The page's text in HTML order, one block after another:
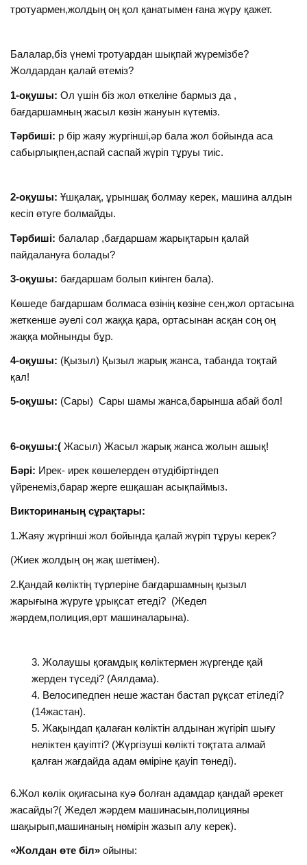
тротуармен,жолдың оң қол қанатымен ғана жүру қажет.
Балалар,біз үнемі тротуардан шықпай жүремізбе?
Жолдардан қалай өтеміз?
1-оқушы: Ол үшін біз жол өткеліне бармыз да ,
бағдаршамның жасыл көзін жануын күтеміз.
Тәрбиші: р бір жаяу жургінші,әр бала жол бойында аса
сабырлықпен,аспай саспай жүріп тұруы тиіс.
2-оқушы: Ұшқалақ, ұрыншақ болмау керек, машина алдын
кесіп өтуге болмайды.
Тәрбиші: балалар ,бағдаршам жарықтарын қалай
пайдалануға болады?
3-оқушы: бағдаршам болып киінген бала).
Көшеде бағдаршам болмаса өзінің көзіне сен,жол ортасына
жеткенше әуелі сол жаққа қара, ортасынан асқан соң оң
жаққа мойнынды бұр.
4-оқушы: (Қызыл) Қызыл жарық жанса, табанда тоқтай
қал!
5-оқушы: (Сары) Сары шамы жанса,барынша абай бол!
6-оқушы:( Жасыл) Жасыл жарық жанса жолын ашық!
Бәрі: Ирек- ирек көшелерден өтудібіртіндеп
үйренеміз,барар жерге ешқашан асықпаймыз.
Викторинаның сұрақтары:
1.Жаяу жүргінші жол бойында қалай жүріп тұруы керек?
(Жиек жолдың оң жақ шетімен).
2.Қандай көліктің түрлеріне бағдаршамның қызыл
жарығына жүруге ұрықсат етеді? (Жедел
жәрдем,полиция,өрт машиналарына).
Жолаушы қоғамдық көліктермен жүргенде қай
жерден түседі? (Аялдама).
Велосипедпен неше жастан бастап рұқсат етіледі?
(14жастан).
Жақындап қалаған көліктін алдынан жүгіріп шығу
неліктен қауіпті? (Жүргізуші көлікті тоқтата алмай
қалған жағдайда адам өміріне қауіп төнеді).
6.Жол көлік оқиғасына куә болған адамдар қандай әрекет
жасайды?( Жедел жәрдем машинасын,полицияны
шақырып,машинаның нөмірін жазып алу керек).
«Жолдан өте біл» ойыны: